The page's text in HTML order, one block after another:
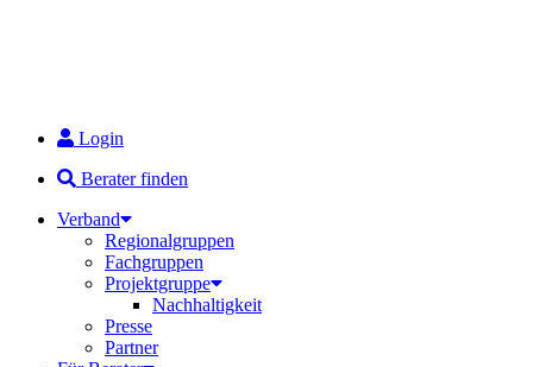
Login
Berater finden
Verband
Regionalgruppen
Fachgruppen
Projektgruppe
Nachhaltigkeit
Presse
Partner